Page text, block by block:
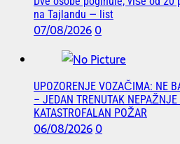
na Tajlandu — list
07/08/20260
UPOZORENJE VOZAČIMA: NE
– JEDAN TRENUTAK
KATASTROFALAN POŽAR
06/08/20260